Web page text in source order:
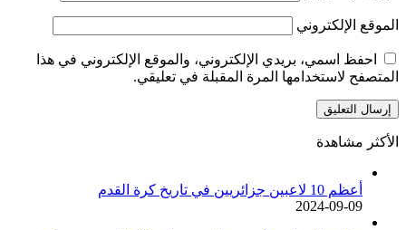
الموقع الإلكتروني
احفظ اسمي، بريدي الإلكتروني، والموقع الإلكتروني في هذا
المتصفح لاستخدامها المرة المقبلة في تعليقي.
الأكثر مشاهدة
أعظم 10 لاعبين جزائريين في تاريخ كرة القدم
2024-09-09